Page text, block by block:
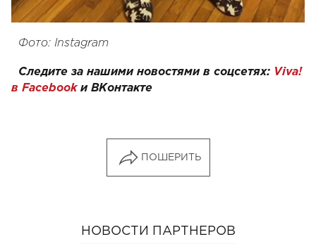
Фото: Instagram
Следите за нашими новостями в соцсетях: Viva!
в Facebookи ВКонтакте
ПОШЕРИТЬ
НОВОСТИ ПАРТНЕРОВ